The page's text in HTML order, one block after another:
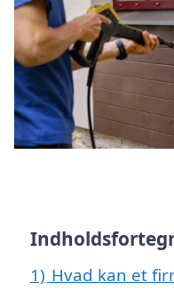
1) Hvad kan et